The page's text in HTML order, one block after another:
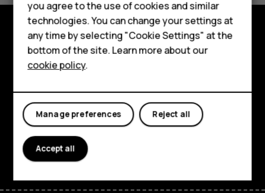
Accessories
HMD Terra M
For business
Tablets
Explore
About
Planet and people
Support
FacebookInstagram
Tiktok
you agree to the use of cookies and similar
technologies. You can change your settings at
any time by selecting "Cookie Settings" at the
bottom of the site. Learn more about our
cookie policy.
Reject all
Manage preferences
Accept all